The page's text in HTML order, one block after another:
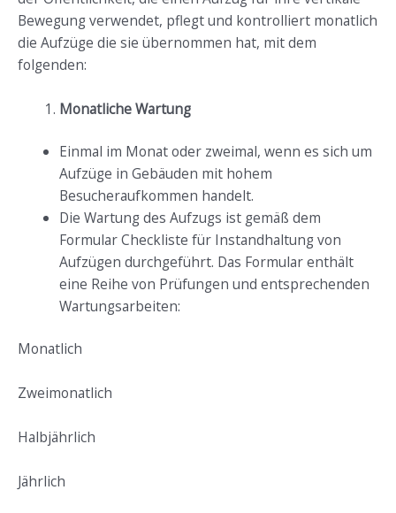
Bewegung verwendet, pflegt und kontrolliert monatlich
die Aufzüge die sie übernommen hat, mit dem
folgenden:
Monatliche Wartung
Einmal im Monat oder zweimal, wenn es sich um
Aufzüge in Gebäuden mit hohem
Besucheraufkommen handelt.
Die Wartung des Aufzugs ist gemäß dem
Formular Checkliste für Instandhaltung von
Aufzügen durchgeführt. Das Formular enthält
eine Reihe von Prüfungen und entsprechenden
Wartungsarbeiten:
Monatlich
Zweimonatlich
Halbjährlich
Jährlich